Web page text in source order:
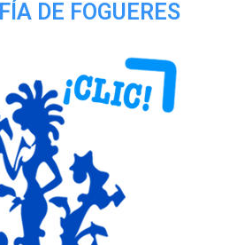
DE FOGUERES